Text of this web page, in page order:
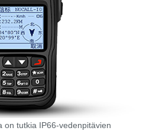
on tutkia IP66-vedenpitävien